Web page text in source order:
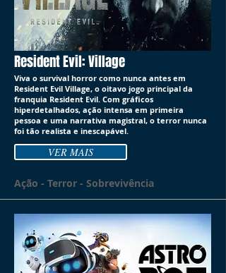
Resident Evil: Village
Viva o survival horror como nunca antes em
Resident Evil Village, o oitavo jogo principal da
franquia Resident Evil. Com gráficos
hiperdetalhados, ação intensa em primeira
pessoa e uma narrativa magistral, o terror nunca
foi tão realista e inescapável.
VER MAIS
Ação - Terror - Sobrevivência